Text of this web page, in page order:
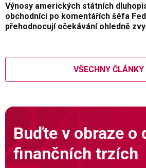
Výnosy amerických státních
obchodníci po komentářích šéfa
přehodnocují očekávání ohledně
VŠECHNY ČLÁNKY
Buďte v obraze o
finančních trzích